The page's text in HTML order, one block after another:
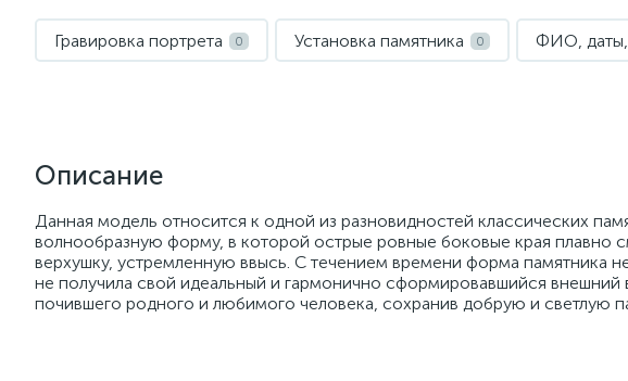
Гравировка портрета 0 Установка памятника 0 ФИО,
Описание
Данная модель относится к одной из разновидностей классических
волнообразную форму, в которой острые ровные боковые края плавно
верхушку, устремленную ввысь. С течением времени форма памятника
не получила свой идеальный и гармонично сформировавшийся внешний
почившего родного и любимого человека, сохранив добрую и светлую